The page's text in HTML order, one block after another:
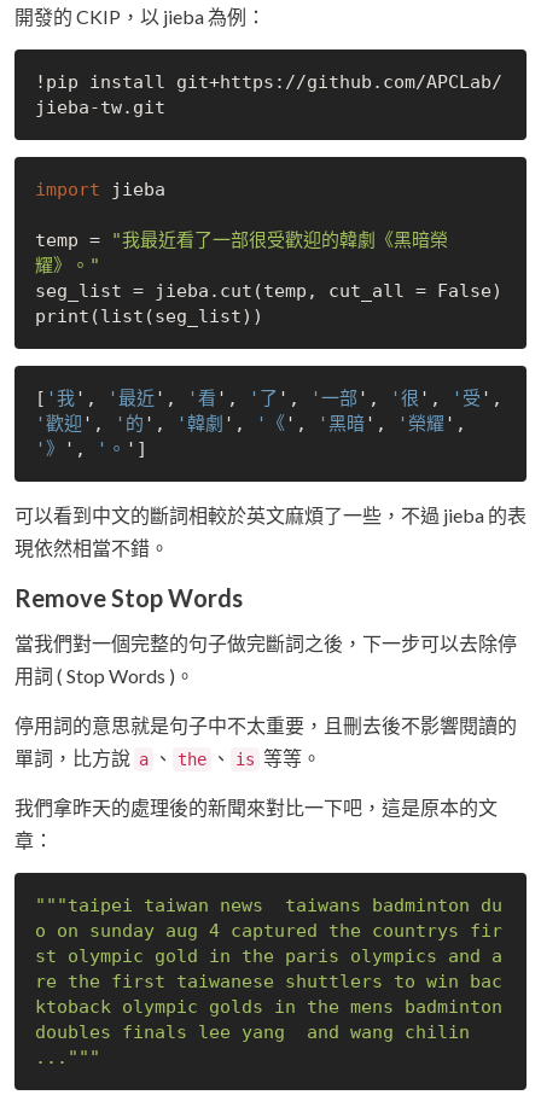
開發的 CKIP，以 jieba 為例：
!pip install git+https://github.com/APCLab/
import jieba
temp =
"我最近看了一部很受歡迎的韓劇《黑暗榮
耀》。"
seg_list = jieba.cut(temp, cut_all = False)
[ '我', '最近', '看 ', '了 ', '一部 ', '很 ', '受
'歡迎 ', '的 ', '韓劇 ', '《 ', '黑暗', '榮耀
'》
', '。
可以看到中文的斷詞相較於英文麻煩了一些，不過 jieba 的表
現依然相當不錯。
Remove Stop Words
當我們對一個完整的句子做完斷詞之後，下一步可以去除停
用詞 ( Stop Words )。
停用詞的意思就是句子中不太重要，且刪去後不影響閱讀的
單詞，比方說 a 、 the 、 is 等等。
我們拿昨天的處理後的新聞來對比一下吧，這是原本的文
章：
"""taipei taiwan news  taiwans badminton du
o on sunday aug 4 captured the countrys fir
st olympic gold in the paris olympics and a
re the first taiwanese shuttlers to win bac
ktoback olympic golds in the mens badminton
doubles finals lee yang  and wang chilin
..."""